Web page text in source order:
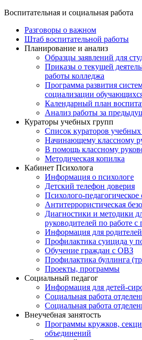
Воспитательная и социальная работа
Разговоры о важном
Штаб воспитательной работы
Планирование и анализ
Образцы заявлений для
Приказы о текущей
работы колледжа
Программа развития
социализации
Календарный план
Анализ работы за
Кураторы учебных групп
Список кураторов
Начинающему классному
В помощь классному
Методическая копилка
Кабинет Психолога
Информация о психологе
Детский телефон доверия
Психолого-
Антитеррористическая
Диагностики и методики
руководителей по работе с
Информация для родителей
Профилактика суицида у
Обучение граждан с ОВЗ
Профилактика буллинга
Проекты, программы
Социальный педагог
Информация для детей-
Социальная работа
Социальная работа
Внеучебная занятость
Программы кружков,
объединений